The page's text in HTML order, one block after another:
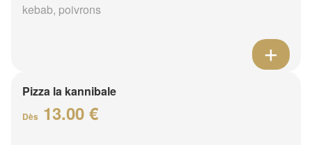
kebab, poivrons
Pizza la kannibale
Dès 13.00 €